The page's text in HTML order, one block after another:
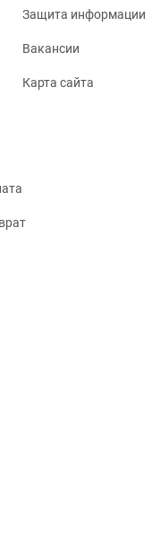
Защита информации
Вакансии
Карта сайта